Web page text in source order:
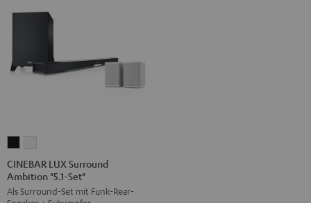
LUX
Surround
Ambition
LUX
Surround
Ambition
CINEBAR LUX Surround
Ambition "5.1-Set"
Als Surround-Set mit Funk-Rear-